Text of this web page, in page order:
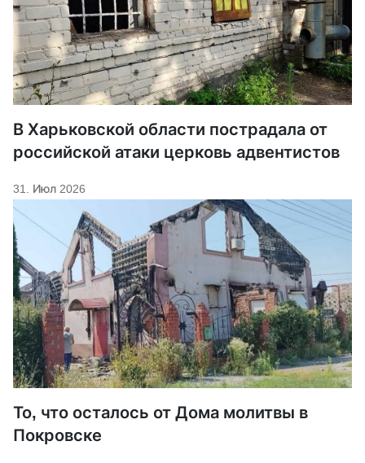
В Харьковской области пострадала от
российской атаки церковь адвентистов
31. Июл 2026
То, что осталось от Дома молитвы в
Покровске